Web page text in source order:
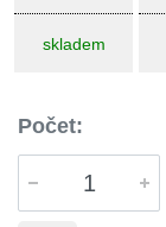
skladem
Počet: